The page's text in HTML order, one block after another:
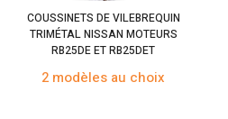
COUSSINETS DE VILEBREQUIN
TRIMÉTAL NISSAN MOTEURS
RB25DE ET RB25DET
2 modèles au choix